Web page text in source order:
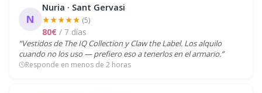
N
Nuria · Sant Gervasi
★★★★★ (5)
80€ / 7 días
“Vestidos de The IQ Collection y Claw the Label. Los alquilo
cuando no los uso — prefiero eso a tenerlos en el armario.”
Responde en menos de 2 horas